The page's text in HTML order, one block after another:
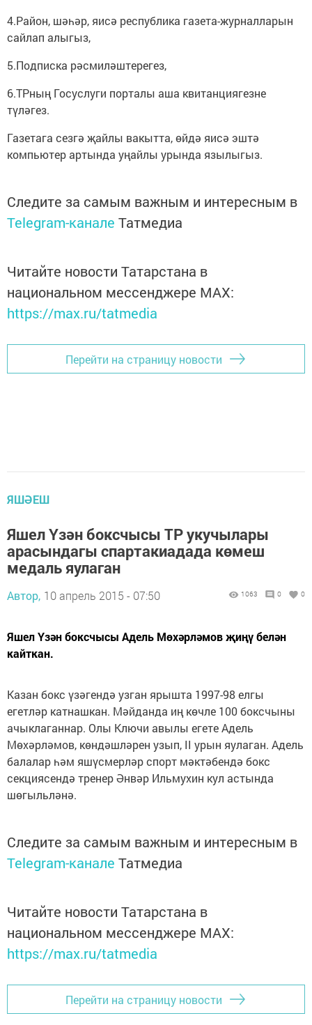
4.Район, шәһәр, яисә республика газета-журналларын
сайлап алыгыз,
5.Подписка рәсмиләштерегез,
6.ТРның Госуслуги порталы аша квитанциягезне
түләгез.
Газетага сезгә җайлы вакытта, өйдә яисә эштә
компьютер артында уңайлы урында язылыгыз.
Следите за самым важным и интересным в
Telegram-канале Татмедиа
Читайте новости Татарстана в
национальном мессенджере MАХ:
https://max.ru/tatmedia
Перейти на страницу новости
ЯШӘЕШ
Яшел Үзән боксчысы ТР укучылары
арасындагы спартакиадада көмеш
медаль яулаган
Автор, 10 апрель 2015 - 07:50 1063 0 0
Яшел Үзән боксчысы Адель Мөхәрләмов җиңү белән
кайткан.
Казан бокс үзәгендә узган ярышта 1997-98 елгы
егетләр катнашкан. Мәйданда иң көчле 100 боксчыны
ачыклаганнар. Олы Ключи авылы егете Адель
Мөхәрләмов, көндәшләрен узып, II урын яулаган. Адель
балалар һәм яшүсмерләр спорт мәктәбендә бокс
секциясендә тренер Әнвәр Ильмухин кул астында
шөгыльләнә.
Следите за самым важным и интересным в
Telegram-канале Татмедиа
Читайте новости Татарстана в
национальном мессенджере MАХ:
https://max.ru/tatmedia
Перейти на страницу новости